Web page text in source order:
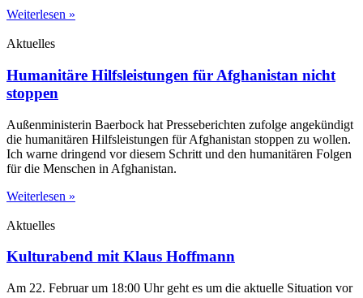
Weiterlesen »
Aktuelles
Humanitäre Hilfsleistungen für Afghanistan nicht
stoppen
Außenministerin Baerbock hat Presseberichten zufolge angekündigt
die humanitären Hilfsleistungen für Afghanistan stoppen zu wollen.
Ich warne dringend vor diesem Schritt und den humanitären Folgen
für die Menschen in Afghanistan.
Weiterlesen »
Aktuelles
Kulturabend mit Klaus Hoffmann
Am 22. Februar um 18:00 Uhr geht es um die aktuelle Situation vor